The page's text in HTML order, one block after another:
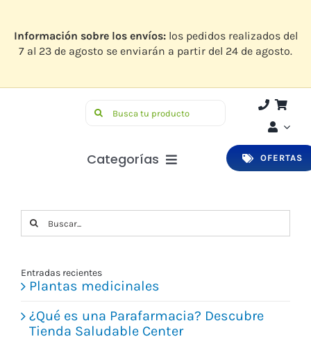
contenido
Información sobre los envíos:los pedidos realizados del
7 al 23 de agosto se enviarán a partir del 24 de agosto.
Buscar:
Categorías
Higiene y Belleza
Bucodental
Vitaminas y Suplementos
OFERTAS
Buscar:
Entradas recientes
Plantas medicinales
¿Qué es una Parafarmacia? Descubre
Tienda Saludable Center